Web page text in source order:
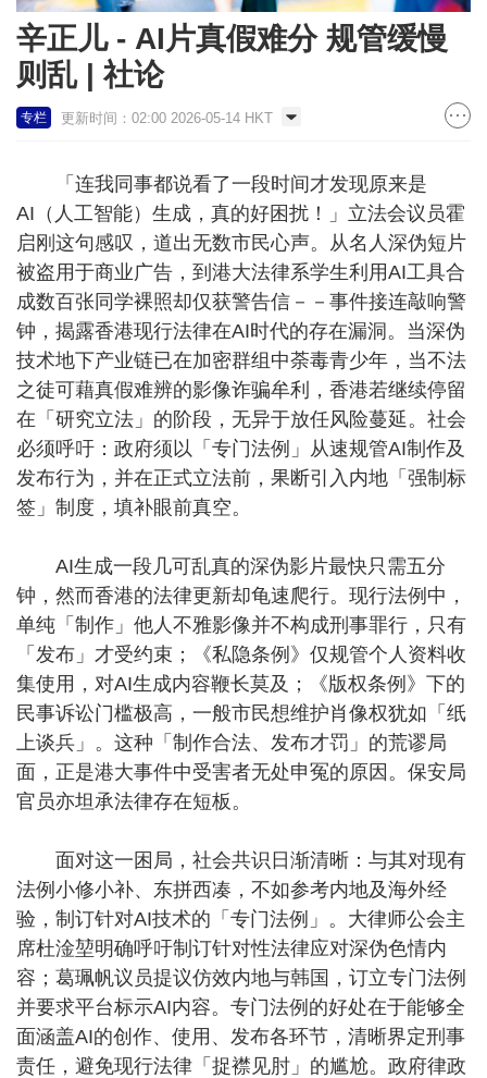
辛正儿 - AI片真假难分 规管缓慢
则乱 | 社论
专栏 更新时间：02:00 2026-05-14 HKT
「连我同事都说看了一段时间才发现原来是
AI（人工智能）生成，真的好困扰！」立法会议员霍
启刚这句感叹，道出无数市民心声。从名人深伪短片
被盗用于商业广告，到港大法律系学生利用AI工具合
成数百张同学裸照却仅获警告信－－事件接连敲响警
钟，揭露香港现行法律在AI时代的存在漏洞。当深伪
技术地下产业链已在加密群组中荼毒青少年，当不法
之徒可藉真假难辨的影像诈骗牟利，香港若继续停留
在「研究立法」的阶段，无异于放任风险蔓延。社会
必须呼吁：政府须以「专门法例」从速规管AI制作及
发布行为，并在正式立法前，果断引入内地「强制标
签」制度，填补眼前真空。
AI生成一段几可乱真的深伪影片最快只需五分
钟，然而香港的法律更新却龟速爬行。现行法例中，
单纯「制作」他人不雅影像并不构成刑事罪行，只有
「发布」才受约束；《私隐条例》仅规管个人资料收
集使用，对AI生成内容鞭长莫及；《版权条例》下的
民事诉讼门槛极高，一般市民想维护肖像权犹如「纸
上谈兵」。这种「制作合法、发布才罚」的荒谬局
面，正是港大事件中受害者无处申冤的原因。保安局
官员亦坦承法律存在短板。
面对这一困局，社会共识日渐清晰：与其对现有
法例小修小补、东拼西凑，不如参考内地及海外经
验，制订针对AI技术的「专门法例」。大律师公会主
席杜淦堃明确呼吁制订针对性法律应对深伪色情内
容；葛珮帆议员提议仿效内地与韩国，订立专门法例
并要求平台标示AI内容。专门法例的好处在于能够全
面涵盖AI的创作、使用、发布各环节，清晰界定刑事
责任，避免现行法律「捉襟见肘」的尴尬。政府律政